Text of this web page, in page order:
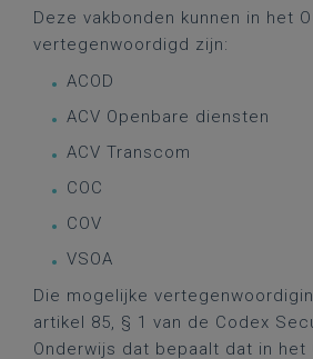
Deze vakbonden kunnen in het
vertegenwoordigd zijn:
ACOD
ACV Openbare diensten
ACV Transcom
COC
COV
VSOA
Die mogelijke
artikel 85, § 1 van de Codex
Onderwijs dat bepaalt dat in het